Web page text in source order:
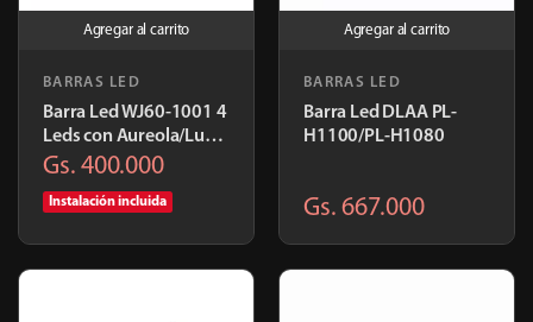
Agregar al carrito
BARRAS LED
Barra Led WJ60-1001 4
Leds con Aureola/Lupa
29cm 9"
Gs. 400.000
Instalación incluida
Agregar al carrito
BARRAS LED
Barra Led DLAA PL-
H1100/PL-H1080
Gs. 667.000